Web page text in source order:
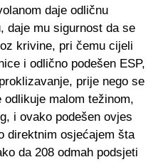
daje odličnu
daje mu sigurnost da se
krivine, pri čemu cijeli
i odlično podešen ESP,
prije nego se
malom težinom,
i ovako podešen ovjes
direktnim osjećajem šta
da 208 odmah podsjeti